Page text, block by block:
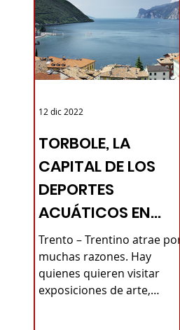
TORBOLE, LA
CAPITAL DE LOS
DEPORTES
ACUÁTICOS EN
TRENTINO -
TURISMO DE LAS
RAÍCES
Trento – Trentino atrae por
muchas razones. Hay
quienes quieren visitar
exposiciones de arte,
12 dic 2022